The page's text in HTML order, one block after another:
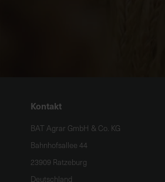
Kontakt
BAT Agrar GmbH & Co. KG
Bahnhofsallee 44
23909 Ratzeburg
Deutschland